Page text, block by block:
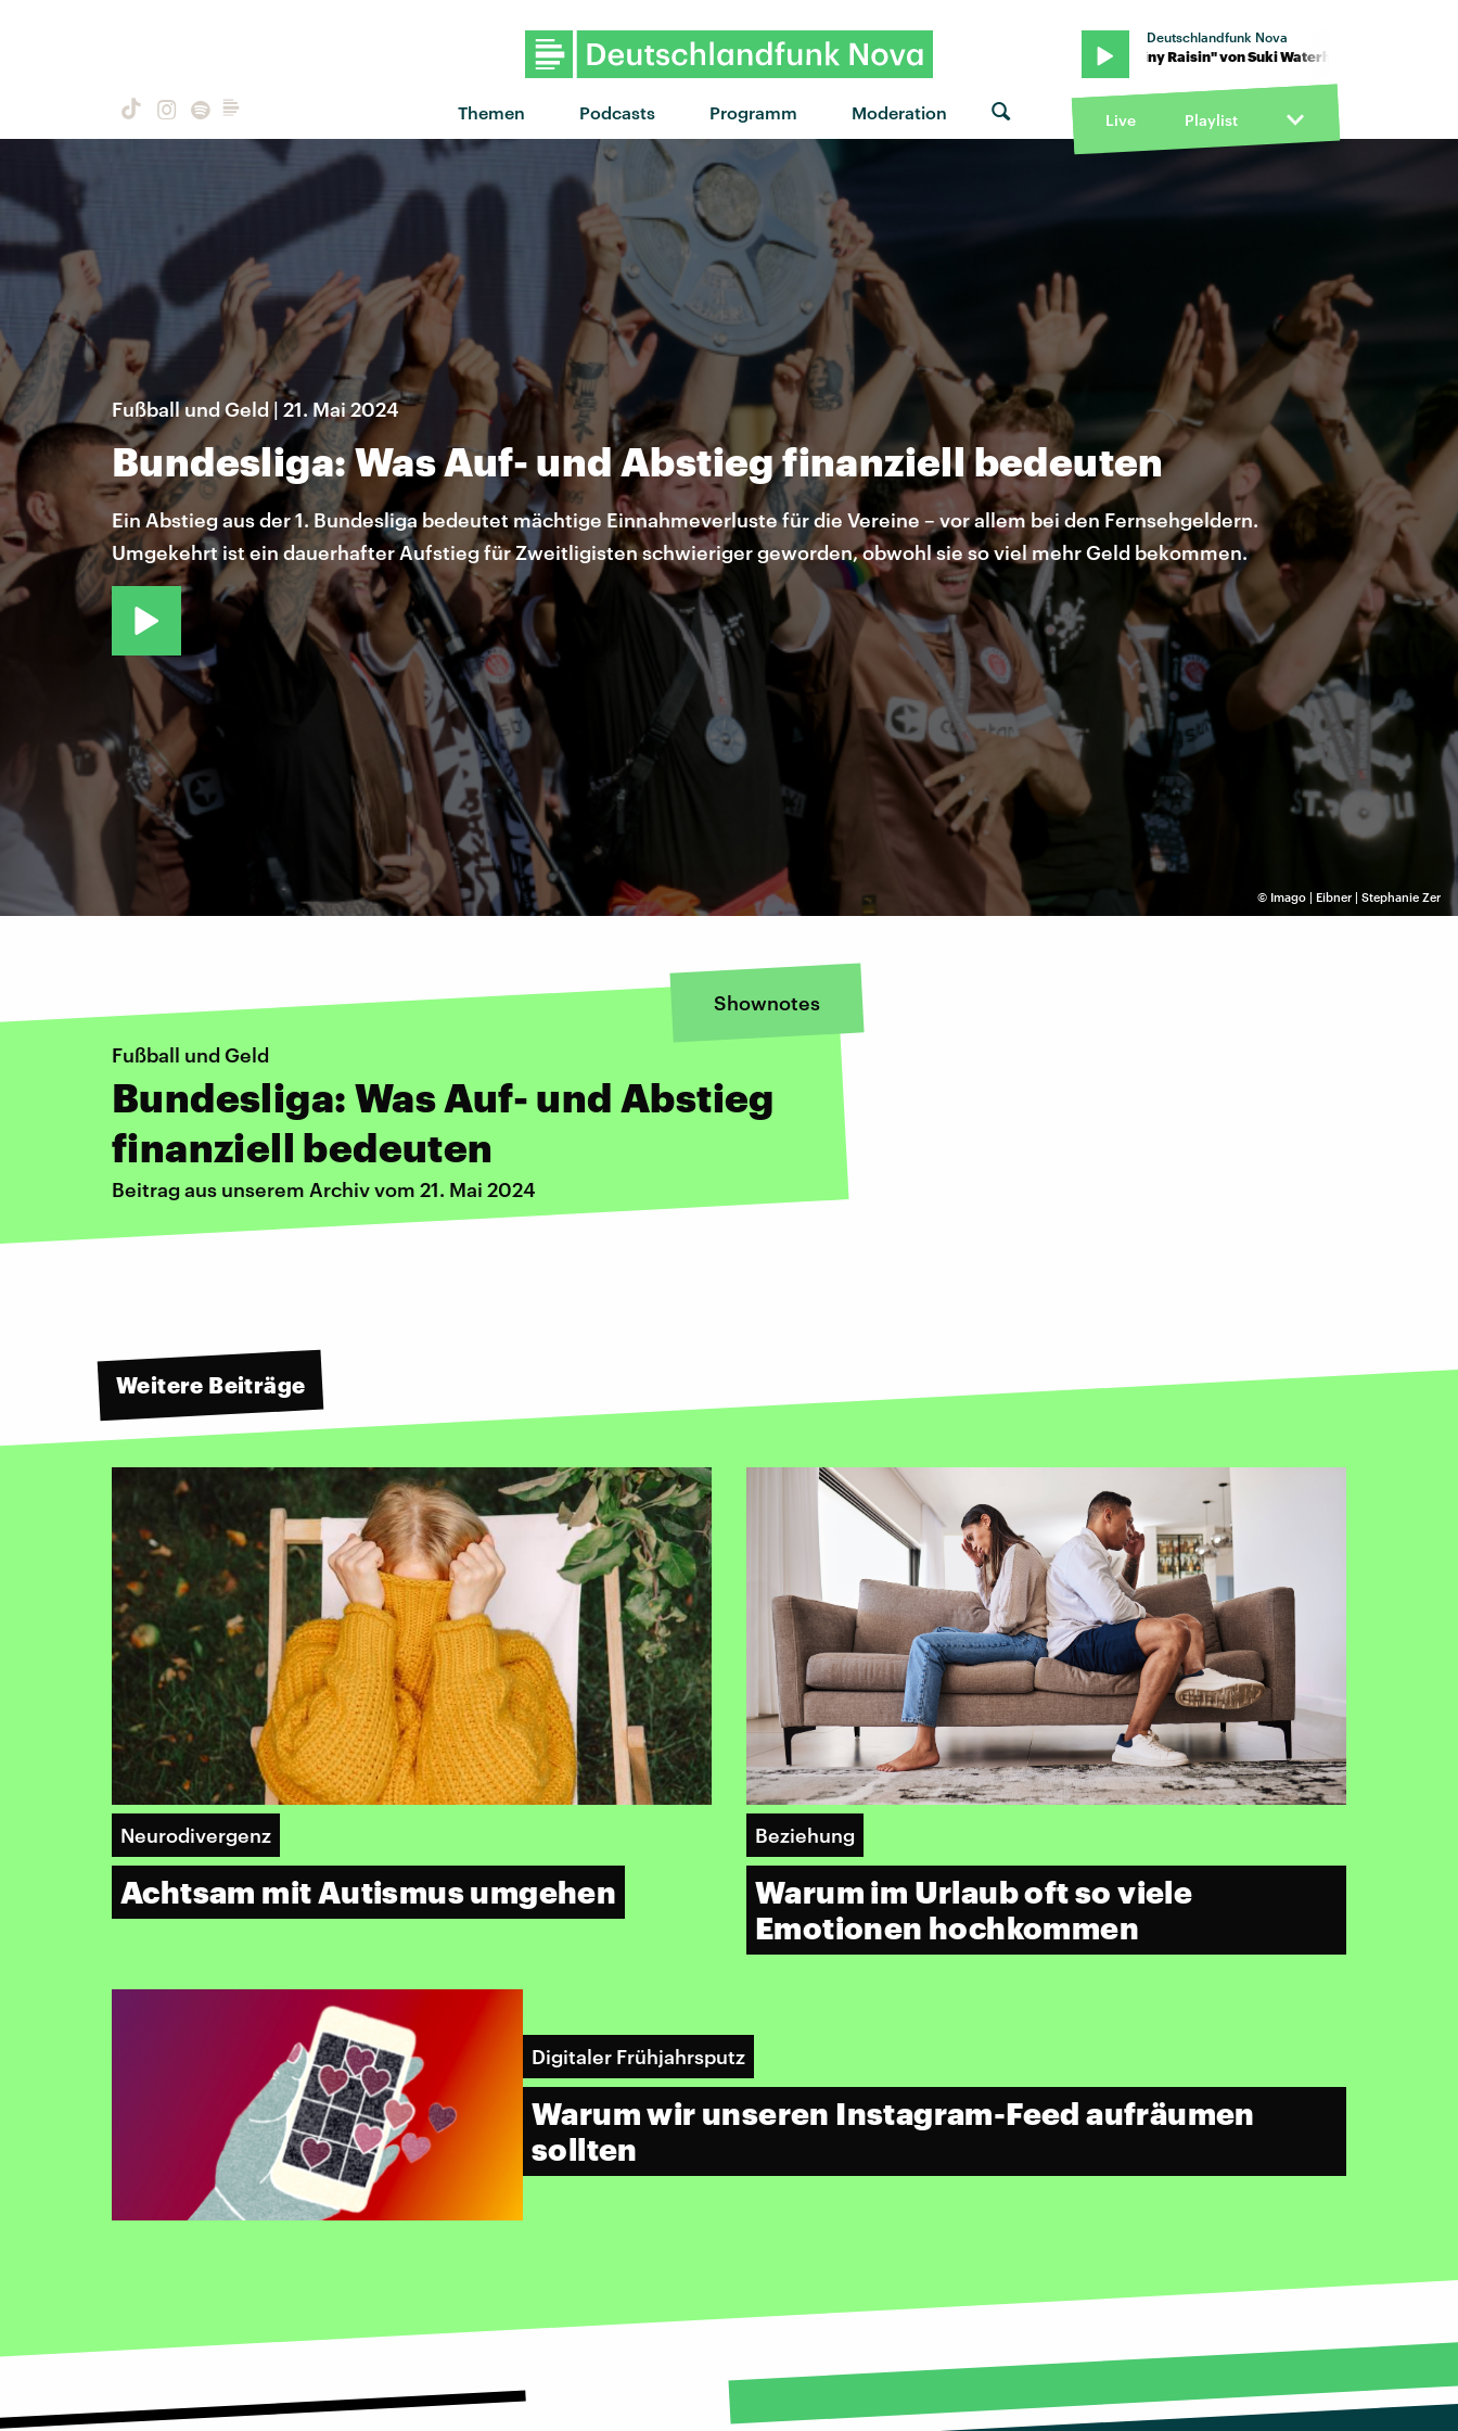
Themen Podcasts Programm Moderation
Deutschlandfunk Nova
"Tiny Raisin" von Suki Waterhouse · "Tiny Raisin" von Suki Waterhouse · "Tiny Raisin" von Suki
Live Playlist
© Imago | Eibner | Stephanie Zer
Fußball und Geld | 21. Mai 2024
Bundesliga: Was Auf- und Abstieg finanziell bedeuten
Ein Abstieg aus der 1. Bundesliga bedeutet mächtige Einnahmeverluste für die Vereine – vor allem bei den Fernsehgeldern.
Umgekehrt ist ein dauerhafter Aufstieg für Zweitligisten schwieriger geworden, obwohl sie so viel mehr Geld bekommen.
Shownotes
Fußball und Geld
Bundesliga: Was Auf- und Abstieg
finanziell bedeuten
Beitrag aus unserem Archiv vom 21. Mai 2024
Weitere Beiträge
Neurodivergenz
Achtsam mit Autismus umgehen
Beziehung
Warum im Urlaub oft so viele
Emotionen hochkommen
Digitaler Frühjahrsputz
Warum wir unseren Instagram-Feed aufräumen
sollten